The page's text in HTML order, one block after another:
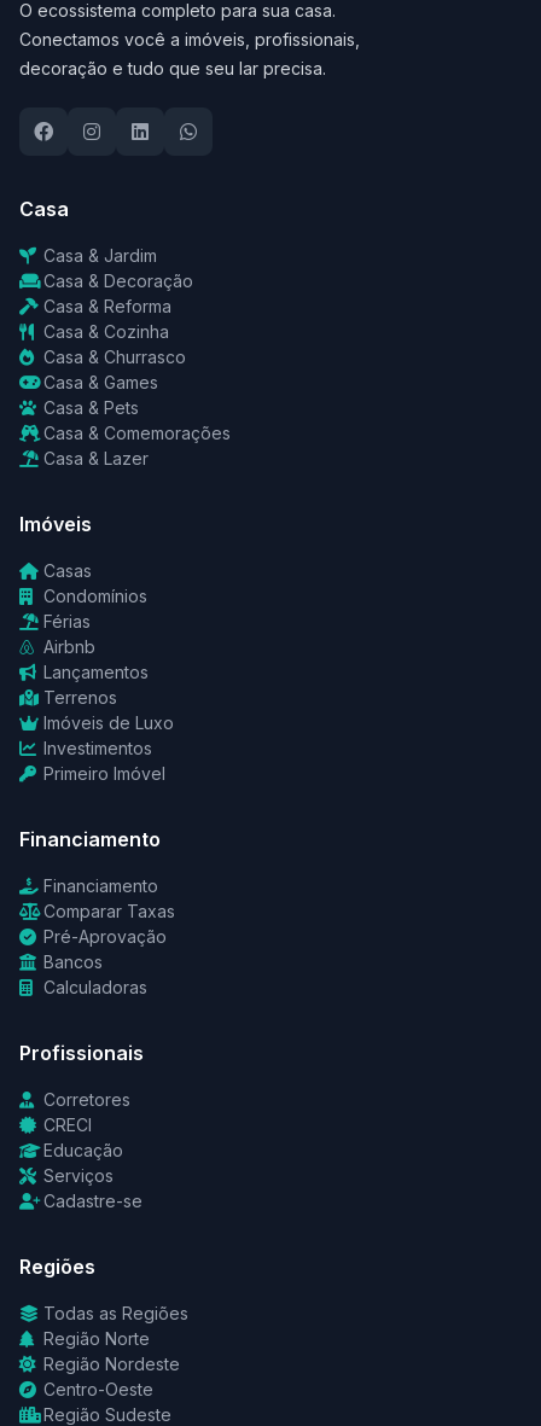
O ecossistema completo para sua casa.
Conectamos você a imóveis, profissionais,
decoração e tudo que seu lar precisa.
Casa
Casa & Jardim
Casa & Decoração
Casa & Reforma
Casa & Cozinha
Casa & Churrasco
Casa & Games
Casa & Pets
Casa & Comemorações
Casa & Lazer
Imóveis
Casas
Condomínios
Férias
Airbnb
Lançamentos
Terrenos
Imóveis de Luxo
Investimentos
Primeiro Imóvel
Financiamento
Financiamento
Comparar Taxas
Pré-Aprovação
Bancos
Calculadoras
Profissionais
Corretores
CRECI
Educação
Serviços
Cadastre-se
Regiões
Todas as Regiões
Região Norte
Região Nordeste
Centro-Oeste
Região Sudeste